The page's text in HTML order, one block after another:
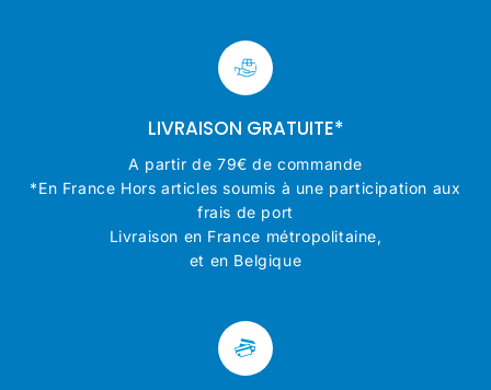
LIVRAISON GRATUITE*
A partir de 79€ de commande
*En France Hors articles soumis à une participation aux
frais de port
Livraison en France métropolitaine,
et en Belgique